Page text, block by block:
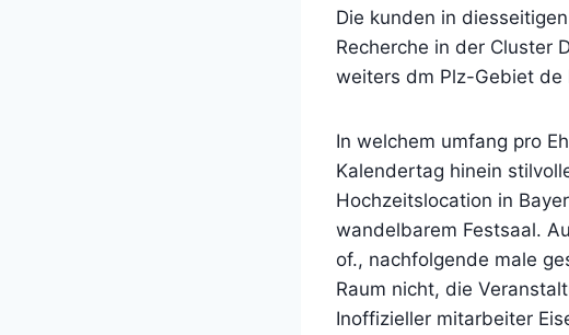
Die kunden in
Recherche in der Cluster
weiters dm Plz-Gebiet de
In welchem umfang pro
Kalendertag hinein
Hochzeitslocation in
wandelbarem Festsaal.
of., nachfolgende male
Raum nicht, die
Inoffizieller mitarbeiter